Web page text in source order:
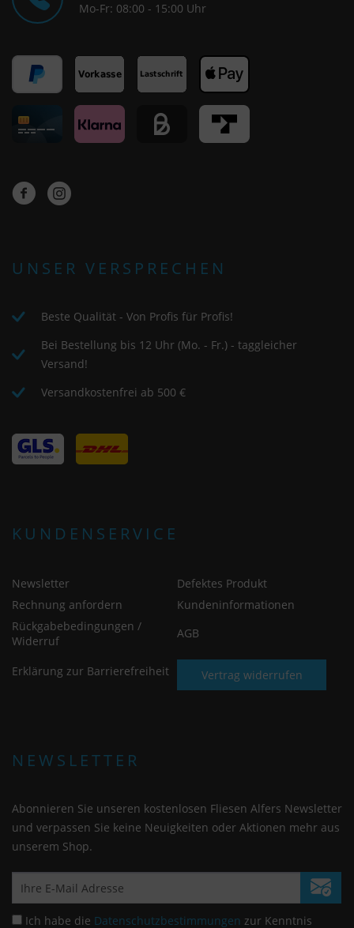
Mo-Fr: 08:00 - 15:00 Uhr
UNSER VERSPRECHEN
Beste Qualität - Von Profis für Profis!
Bei Bestellung bis 12 Uhr (Mo. - Fr.) - taggleicher
Versand!
Versandkostenfrei ab 500 €
KUNDENSERVICE
Newsletter
Defektes Produkt
Rechnung anfordern
Kundeninformationen
Rückgabebedingungen /
Widerruf
AGB
Erklärung zur Barrierefreiheit Vertrag widerrufen
NEWSLETTER
Abonnieren Sie unseren kostenlosen Fliesen Alfers Newsletter
und verpassen Sie keine Neuigkeiten oder Aktionen mehr aus
unserem Shop.
Ich habe die Datenschutzbestimmungen zur Kenntnis